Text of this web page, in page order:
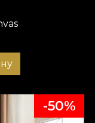
-50%